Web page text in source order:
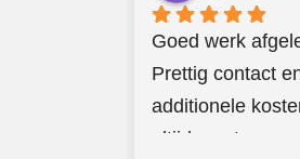
Goed werk
Prettig contact
additionele
altijd van te